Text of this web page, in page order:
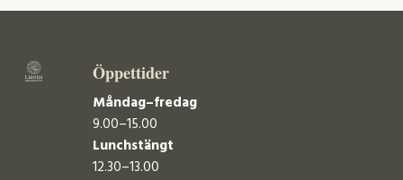
Öppettider
Måndag–fredag
9.00–15.00
Lunchstängt
12.30–13.00